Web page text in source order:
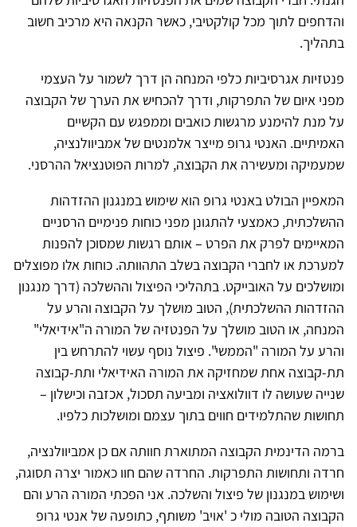
והדחפים לתוך מכל קולקטיבי, כאשר הקנאה היא מרכיב חשוב
בתהליך.
פנטזיות אגרסיביות כלפי המנחה הן דרך לשמור על העצמי
מפני איום של התפרקות, ודרך להכחיש את הערך של הקבוצה
על מנת להימנע מרגשות כואבים וממפגש עם הקשיים
האמיתיים. האנטי גרופ מייצר אלמנטים של אמביוולנציה,
שמעמיקה ומעשירה את הקבוצה, למרות הפוטנציאל ההרסני.
המאפיין הבולט באנטי גרופ הוא שימוש במנגנון ההזדהות
ההשלכתית, כאמצעי להתגונן מפני כוחות פנימיים הרסניים
המאיימים לפרק את הפרט – אותם רגשות שמסוכן להפנות
למערכת או לחברי הקבוצה בשלב התהוותה. כוחות אלו מפוצלים
ומושלכים על האובייקט. בתהליכי הפיצול וההשלכה (דרך מנגנון
ההזדהות ההשלכתית), הטוב מושלך על הקבוצה והרע על
המנחה, או הטוב מושלך על הפנטזיה של המורה ה"אידיאלי"
והרע על המורה "הממשי". פיצול נוסף עשוי להתרחש בין
תת-קבוצה אחת שמחזיקה את המורה האידיאלי ותת-קבוצה
שנייה שעושה לו דוולואציה ומביעה תסכול, אכזבה וכישלון –
תחושות שהתלמידים חווים בתוך עצמם ומושלכות כלפיו.
ברמה הדינמית הקבוצה המתוארת חוותה אם כן אמביוולנציה,
חרדה ותחושות התפרקות. החרדה שהם חוו כאמור יצרה תסוגה,
ושימוש במנגנון של פיצול והשלכה. אני הפכתי המורה הרע והם
הקבוצה הטובה מולי כ 'אויב' משותף, כתופעה של אנטי גרופ